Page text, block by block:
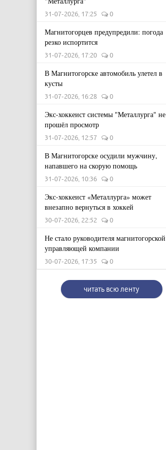
31-07-2026, 17:25 0
Магнитогорцев предупредили: погода
резко испортится
31-07-2026, 17:20 0
В Магнитогорске автомобиль улетел в
кусты
31-07-2026, 16:28 0
Экс-хоккеист системы "Металлурга" не
прошёл просмотр
31-07-2026, 12:57 0
В Магнитогорске осудили мужчину,
напавшего на скорую помощь
31-07-2026, 10:36 0
Экс-хоккеист «Металлурга» может
внезапно вернуться в хоккей
30-07-2026, 22:52 0
Не стало руководителя магнитогорской
управляющей компании
30-07-2026, 17:35 0
читать всю ленту